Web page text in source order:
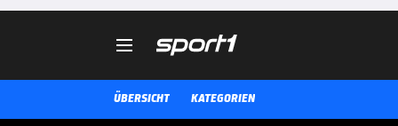

ÜBERSICHT KATEGORIEN